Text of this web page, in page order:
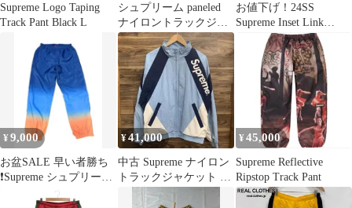
Supreme Logo Taping
Track Pant Black L
シュプリーム paneled
ナイロントラックジャ
ケットパンツ 上下セッ
トアップ
お値下げ！24SS
Supreme Inset Link
Track Pant
¥9,000
お盆SALE 早い者勝ち
❗️Supreme シュプリーム
トラックパンツ M 刺繍
¥41,000
中古 Supreme ナイロン
トラックジャケット ト
ラックパンツ セットア
¥ 45,000
Supreme Reflective
Ripstop Track Pant